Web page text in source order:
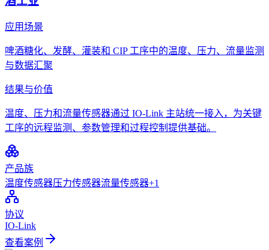
应用场景
啤酒糖化、发酵、灌装和 CIP 工序中的温度、压力、流量监测
与数据汇聚
结果与价值
温度、压力和流量传感器通过 IO-Link 主站统一接入，为关键
工序的远程监测、参数管理和过程控制提供基础。
产品族
温度传感器压力传感器流量传感器+1
协议
IO-Link
查看案例